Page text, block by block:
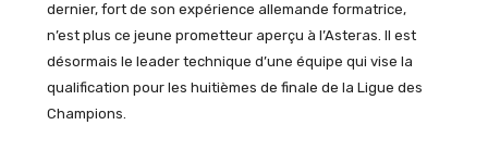
dernier, fort de son expérience allemande formatrice,
n’est plus ce jeune prometteur aperçu à l’Asteras. Il est
désormais le leader technique d’une équipe qui vise la
qualification pour les huitièmes de finale de la Ligue des
Champions.